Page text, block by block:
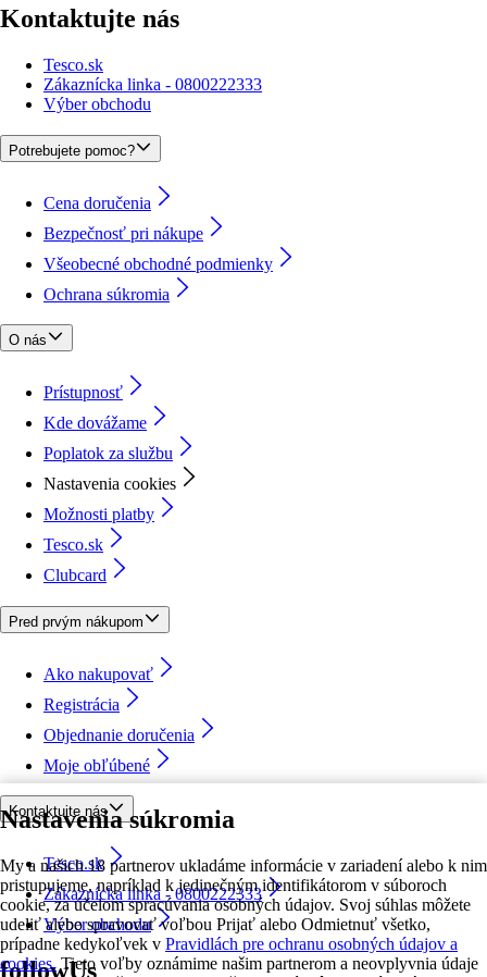
Nastavenia súkromia
My a našich 18 partnerov ukladáme informácie v zariadení alebo k nim
pristupujeme, napríklad k jedinečným identifikátorom v súboroch
cookie, za účelom spracúvania osobných údajov. Svoj súhlas môžete
udeliť alebo spravovať voľbou Prijať alebo Odmietnuť všetko,
prípadne kedykoľvek v Pravidlách pre ochranu osobných údajov a
cookies. Tieto voľby oznámime našim partnerom a neovplyvnia údaje
Kontaktujte nás
Tesco.sk
Zákaznícka linka - 0800222333
Výber obchodu
Potrebujete pomoc?
Cena doručenia
Bezpečnosť pri nákupe
Všeobecné obchodné podmienky
Ochrana súkromia
O nás
Prístupnosť
Kde dovážame
Poplatok za službu
Nastavenia cookies
Možnosti platby
Tesco.sk
Clubcard
Pred prvým nákupom
Ako nakupovať
Registrácia
Objednanie doručenia
Moje obľúbené
Kontaktujte nás
Tesco.sk
Zákaznícka linka - 0800222333
Výber obchodu
followUs